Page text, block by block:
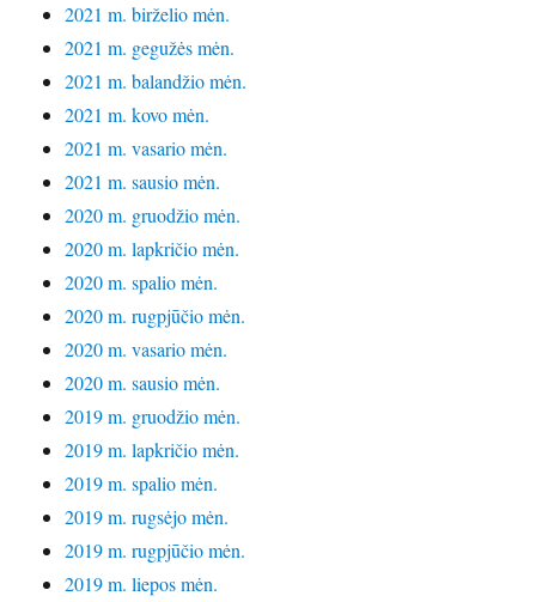
2021 m. birželio mėn.
2021 m. gegužės mėn.
2021 m. balandžio mėn.
2021 m. kovo mėn.
2021 m. vasario mėn.
2021 m. sausio mėn.
2020 m. gruodžio mėn.
2020 m. lapkričio mėn.
2020 m. spalio mėn.
2020 m. rugpjūčio mėn.
2020 m. vasario mėn.
2020 m. sausio mėn.
2019 m. gruodžio mėn.
2019 m. lapkričio mėn.
2019 m. spalio mėn.
2019 m. rugsėjo mėn.
2019 m. rugpjūčio mėn.
2019 m. liepos mėn.